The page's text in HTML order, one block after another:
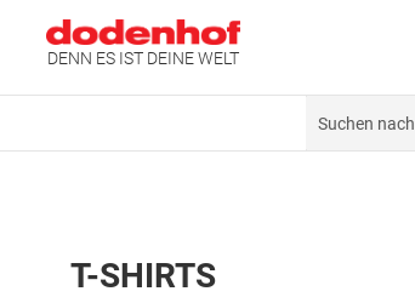
DENN ES IST DEINE WELT
T-SHIRTS